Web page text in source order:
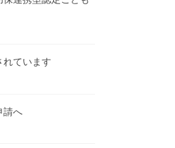
れています
請へ